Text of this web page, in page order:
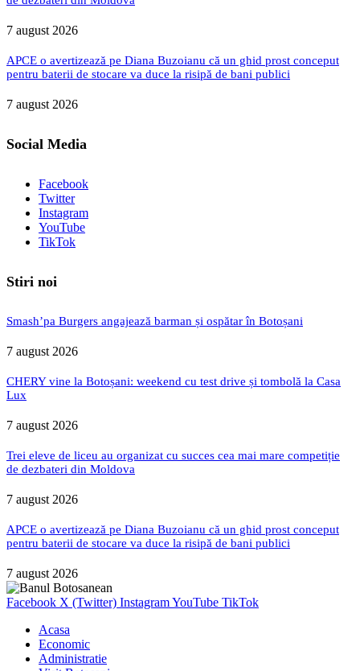
7 august 2026
APCE o avertizează pe Diana Buzoianu că un ghid prost conceput
pentru baterii de stocare va duce la risipă de bani publici
7 august 2026
Social Media
Facebook
Twitter
Instagram
YouTube
TikTok
Stiri noi
Smash’pa Burgers angajează barman și ospătar în Botoșani
7 august 2026
CHERY vine la Botoșani: weekend cu test drive și tombolă la Casa
Lux
7 august 2026
Trei eleve de liceu au organizat cu succes cea mai mare competiție
de dezbateri din Moldova
7 august 2026
APCE o avertizează pe Diana Buzoianu că un ghid prost conceput
pentru baterii de stocare va duce la risipă de bani publici
7 august 2026
Facebook X (Twitter) InstagramYouTube TikTok
Acasa
Economic
Administratie